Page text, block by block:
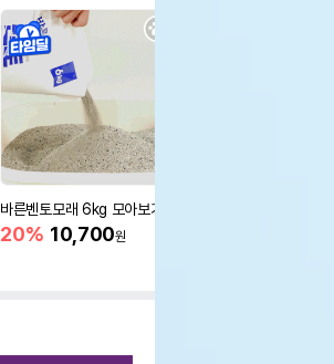
바른벤토모래 6kg 모아보기
20% 10,700원